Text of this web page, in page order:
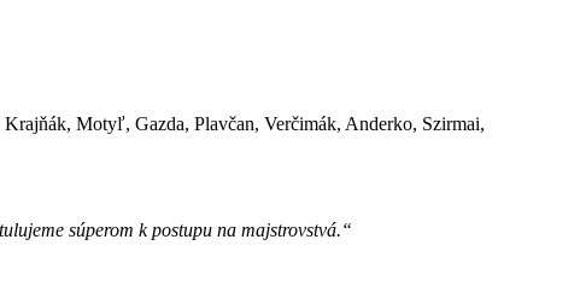
Motyľ, Gazda, Plavčan, Verčimák, Anderko, Szirmai,
súperom k postupu na majstrovstvá.“